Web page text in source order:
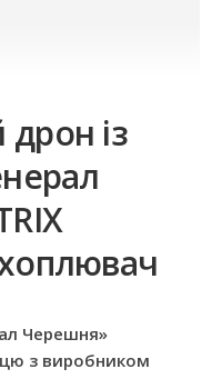
із
Черешня»
з виробником